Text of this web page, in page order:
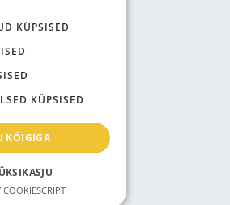
KÜPSISED
KÜPSISED
KÕIGIGA
COOKIESCRIPT